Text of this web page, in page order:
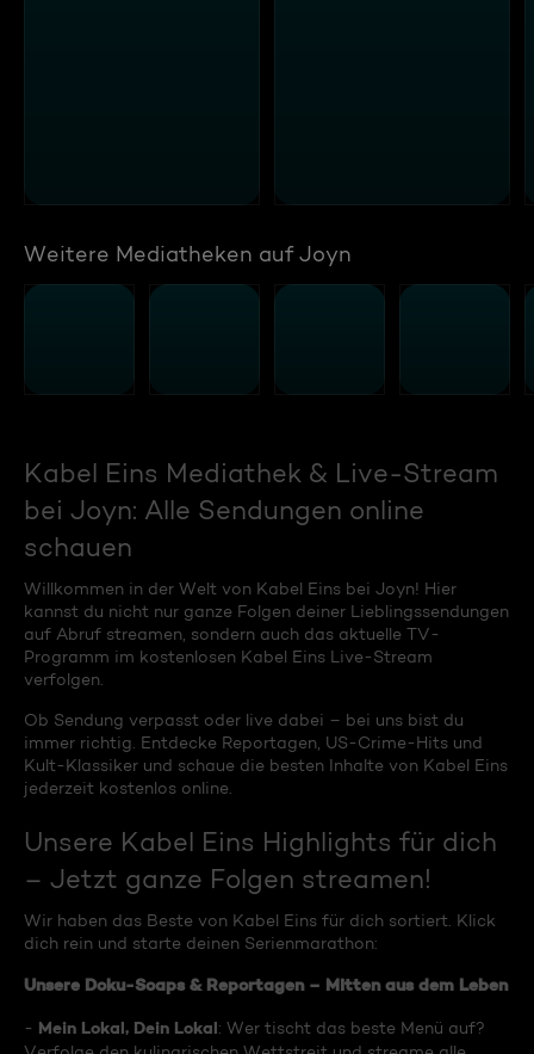
Weitere Mediatheken auf Joyn
Kabel Eins Mediathek & Live-Stream
bei Joyn: Alle Sendungen online
schauen
Willkommen in der Welt von Kabel Eins bei Joyn! Hier
kannst du nicht nur ganze Folgen deiner Lieblingssendungen
auf Abruf streamen, sondern auch das aktuelle TV-
Programm im kostenlosen Kabel Eins Live-Stream
verfolgen.
Ob Sendung verpasst oder live dabei – bei uns bist du
immer richtig. Entdecke Reportagen, US-Crime-Hits und
Kult-Klassiker und schaue die besten Inhalte von Kabel Eins
jederzeit kostenlos online.
Unsere Kabel Eins Highlights für dich
– Jetzt ganze Folgen streamen!
Wir haben das Beste von Kabel Eins für dich sortiert. Klick
dich rein und starte deinen Serienmarathon:
Unsere Doku-Soaps & Reportagen – Mitten aus dem Leben
- Mein Lokal, Dein Lokal: Wer tischt das beste Menü auf?